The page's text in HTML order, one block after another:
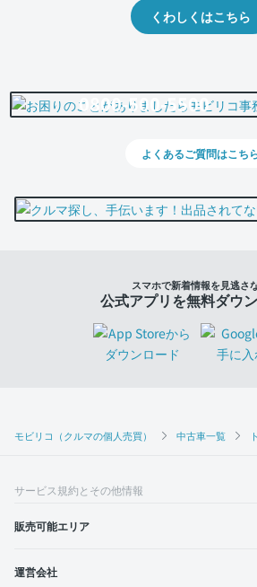
モビリコ（クルマの個人売買） 中古車一覧
くわしくはこちら
0800-500-5500
よくあるご質問はこち
スマホで新着情報を見逃さ
公式アプリを無料ダウ
サービス規約とその他情報
販売可能エリア
運営会社